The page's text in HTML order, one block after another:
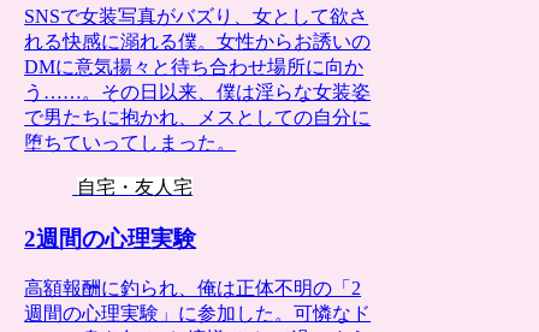
SNSで女装写真がバズり、女として欲さ
れる快感に溺れる僕。女性からお誘いの
DMに意気揚々と待ち合わせ場所に向か
う……。その日以来、僕は淫らな女装姿
で男たちに抱かれ、メスとしての自分に
堕ちていってしまった。
自宅・友人宅
2週間の心理実験
高額報酬に釣られ、俺は正体不明の「2
週間の心理実験」に参加した。可憐なド